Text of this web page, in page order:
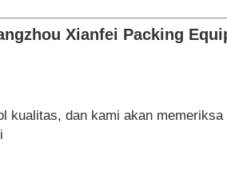
Xianfei Packing
kualitas, dan kami akan